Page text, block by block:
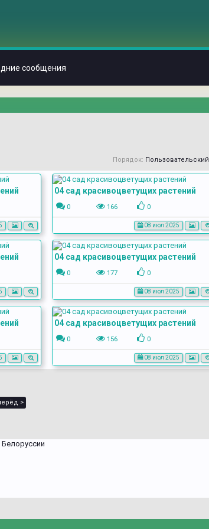
Порядок: Пользовательский
04 сад красивоцветущих растений
0 166 0
08 июл 2025
04 сад красивоцветущих растений
0 177 0
08 июл 2025
04 сад красивоцветущих растений
0 156 0
08 июл 2025
>
сообщения